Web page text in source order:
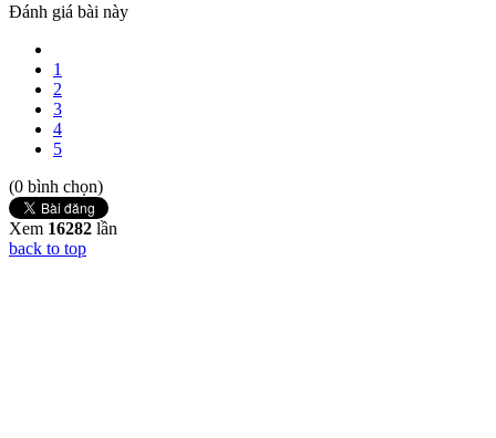
Đánh giá bài này
1
2
3
4
5
(0 bình chọn)
Xem 16282 lần
back to top